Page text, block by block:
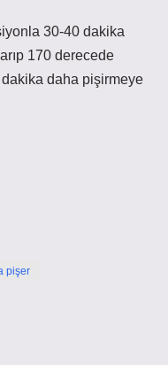
30-40 dakika
170 derecede
dakika daha pişirmeye
pişer